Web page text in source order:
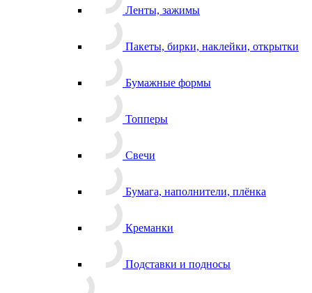
Ленты, зажимы
Пакеты, бирки, наклейки, открытки
Бумажные формы
Топперы
Свечи
Бумага, наполнители, плёнка
Креманки
Подставки и подносы